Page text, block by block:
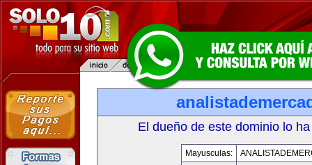
El dueño de este dominio lo
Mayusculas: